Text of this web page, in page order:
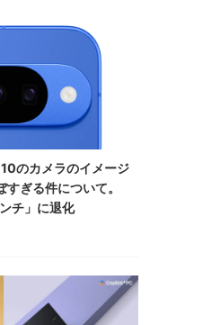
のカメラのイメージ
ぎる件について。
チ」に退化